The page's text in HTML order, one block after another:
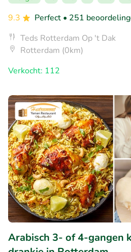
9.3
Perfect • 251
Teds Rotterdam Op 't Dak
Rotterdam (0km)
Verkocht: 112
Arabisch 3- of 4-gangen